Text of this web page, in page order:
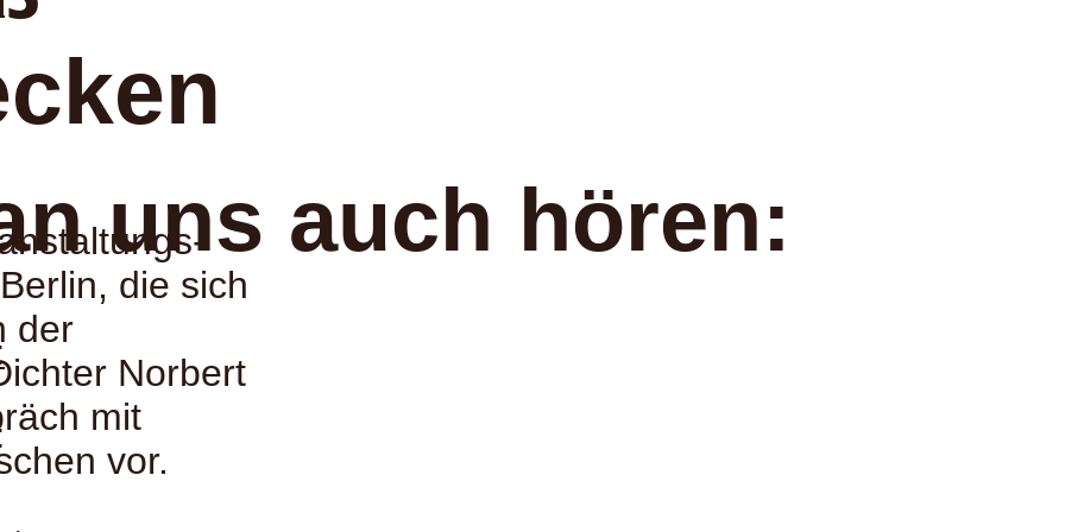
uns auch hören:
die sich
der
Norbert
mit
vor.